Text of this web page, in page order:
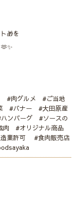
🎁を
#肉グルメ #ご当地
#バナー #大田原産
ンバーグ #ソースの
#オリジナル商品
業許可 #食肉販売店